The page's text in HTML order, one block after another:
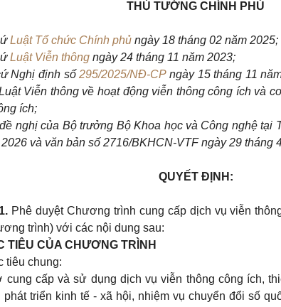
THỦ TƯỚNG CHÍNH PHỦ
Luật Tổ chức Chính phủ ngày 18 tháng 02 năm 2025;
Luật Viễn thông ngày 24 tháng 11 năm 2023;
Nghị định số295/2025/NĐ-CPngày 15 tháng 11
Viễn thông về hoạt động viễn thông công ích và
ích;
nghị của Bộ trưởng Bộ Khoa học và Công nghệ tại
và văn bản số 2716/BKHCN-VTF ngày 29 tháng
QUYẾT ĐỊNH:
Phê duyệt Chương trình cung cấp dịch vụ viễn
trình) với các nội dung sau:
TIÊU CỦA CHƯƠNG TRÌNH
tiêu chung:
cung cấp và sử dụng dịch vụ viễn thông công ích,
phát triển kinh tế - xã hội, nhiệm vụ chuyển đổi số